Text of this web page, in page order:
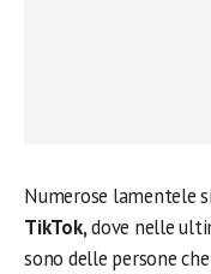
Numerose lamentele
TikTok,dove nelle
sono delle persone